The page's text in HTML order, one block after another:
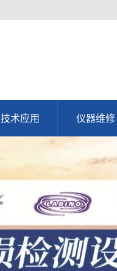
技术应用 仪器维修